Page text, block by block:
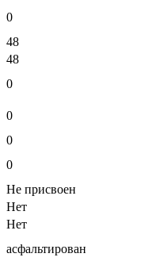
0
48
48
0
0
0
0
Не присвоен
Нет
Нет
асфальтирован